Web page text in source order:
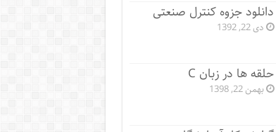
دانلود جزوه کنترل صنعتی
دی 22, 1392
حلقه ها در زبان C
بهمن 22, 1398